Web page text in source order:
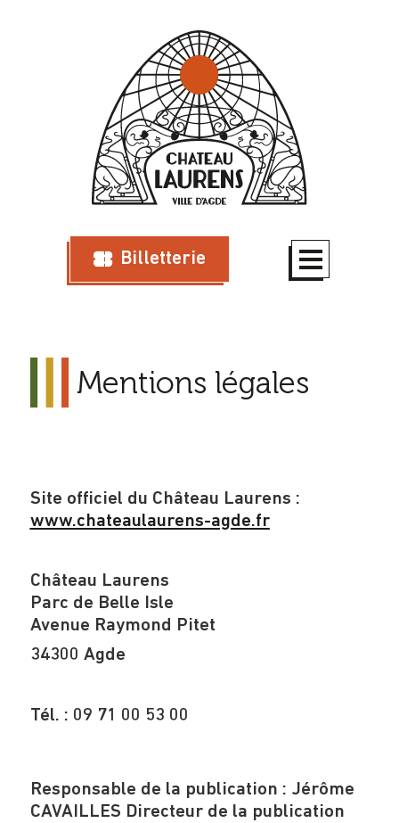
Billetterie
Mentions légales
Site officiel du Château Laurens :
www.chateaulaurens-agde.fr
Château Laurens
Parc de Belle Isle
Avenue Raymond Pitet
34300 Agde
Tél. : 09 71 00 53 00
Responsable de la publication : Jérôme
CAVAILLES Directeur de la publication